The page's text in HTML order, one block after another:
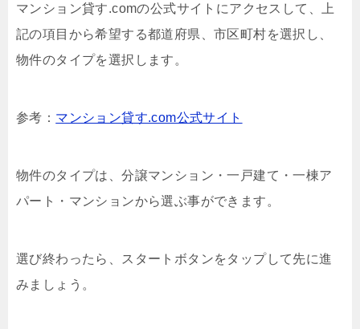
マンション貸す.comの公式サイトにアクセスして、上
記の項目から希望する都道府県、市区町村を選択し、
物件のタイプを選択します。
参考： マンション貸す.com公式サイト
物件のタイプは、分譲マンション・一戸建て・一棟ア
パート・マンションから選ぶ事ができます。
選び終わったら、スタートボタンをタップして先に進
みましょう。